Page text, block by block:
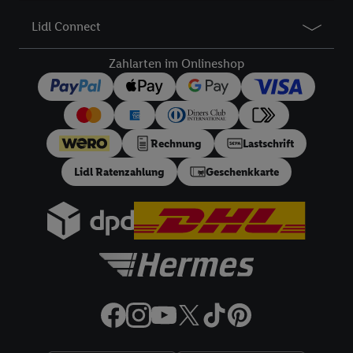
Lidl Connect
Zahlarten im Onlineshop
Rechnung Lastschrift
Lidl Ratenzahlung Geschenkkarte